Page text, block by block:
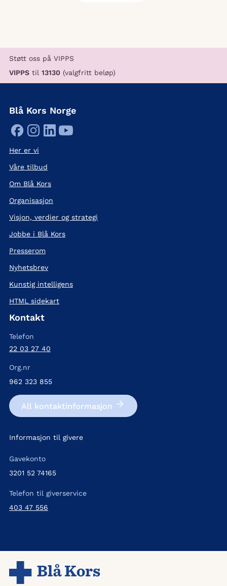
Støtt oss på VIPPS
VIPPS til 13130 (valgfritt beløp)
Blå Kors Norge
Her er vi
Våre tilbud
Om Blå Kors
Organisasjon
Visjon, verdier og strategi
Jobbe i Blå Kors
Presserom
Nyhetsbrev
Kunstig intelligens
HTML sidekart
Kontakt
Telefon
22 03 27 40
Org.nr
962 323 855
All kontakt­informasjon
Informasjon til givere
Gavekonto
3201 52 74165
Telefon til giverservice
403 47 556